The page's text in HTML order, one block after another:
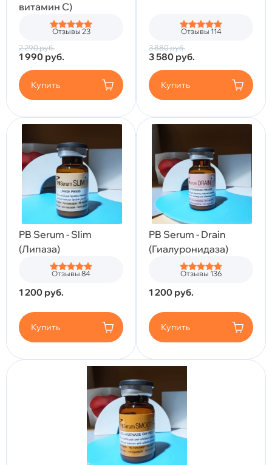
витамин С)
Отзывы 23
2 290руб.
1 990 руб.
Купить
Отзывы 114
3 880руб.
3 580 руб.
Купить
PB Serum - Slim
(Липаза)
Отзывы 84
1 200 руб.
Купить
PB Serum - Drain
(Гиалуронидаза)
Отзывы 136
1 200 руб.
Купить